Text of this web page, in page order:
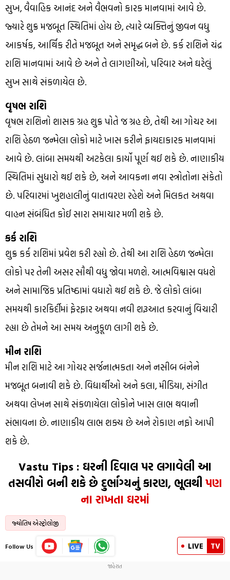
સુખ, વૈવાહિક આનંદ અને વૈભવનો કારક માનવામાં આવે છે.
જ્યારે શુક્ર મજબૂત સ્થિતિમાં હોય છે, ત્યારે વ્યક્તિનું જીવન વધુ
આકર્ષક, આર્થિક રીતે મજબૂત અને સમૃદ્ધ બને છે. કર્ક રાશિને ચંદ્ર
રાશિ માનવામાં આવે છે અને તે લાગણીઓ, પરિવાર અને ઘરેલું
સુખ સાથે સંકળાયેલ છે.
વૃષભ રાશિ
વૃષભ રાશિનો શાસક ગ્રહ શુક્ર પોતે જ ગ્રહ છે, તેથી આ ગોચર આ
રાશિ હેઠળ જન્મેલા લોકો માટે ખાસ કરીને ફાયદાકારક માનવામાં
આવે છે. લાંબા સમયથી અટકેલા કાર્યો પૂર્ણ થઈ શકે છે. નાણાકીય
સ્થિતિમાં સુધારો થઈ શકે છે, અને આવકના નવા સ્ત્રોતોના સંકેતો
છે. પરિવારમાં ખુશહાલીનું વાતાવરણ રહેશે અને મિલકત અથવા
વાહન સંબંધિત કોઈ સારા સમાચાર મળી શકે છે.
કર્ક રાશિ
શુક્ર કર્ક રાશિમાં પ્રવેશ કરી રહ્યો છે. તેથી આ રાશિ હેઠળ જન્મેલા
લોકો પર તેની અસર સૌથી વધુ જોવા મળશે. આત્મવિશ્વાસ વધશે
અને સામાજિક પ્રતિષ્ઠામાં વધારો થઈ શકે છે. જે લોકો લાંબા
સમયથી કારકિર્દીમાં ફેરફાર અથવા નવી શરૂઆત કરવાનું વિચારી
રહ્યા છે તેમને આ સમય અનુકૂળ લાગી શકે છે.
મીન રાશિ
મીન રાશિ માટે આ ગોચર સર્જનાત્મકતા અને નસીબ બંનેને
મજબૂત બનાવી શકે છે. વિદ્યાર્થીઓ અને કલા, મીડિયા, સંગીત
અથવા લેખન સાથે સંકળાયેલા લોકોને ખાસ લાભ થવાની
સંભાવના છે. નાણાકીય લાભ શક્ય છે અને રોકાણ નફો આપી
શકે છે.
Vastu Tips : ઘરની દિવાલ પર લગાવેલી આ
તસવીરો બની શકે છે દુર્ભાગ્યનું કારણ, ભૂલથી પણ
ના રાખતા ઘરમાં
જ્યોતિષ એસ્ટ્રોલોજી
Follow Us LIVE TV